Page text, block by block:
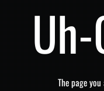
The page